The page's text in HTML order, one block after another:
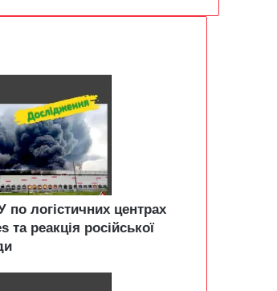
по логістичних центрах
та реакція російської